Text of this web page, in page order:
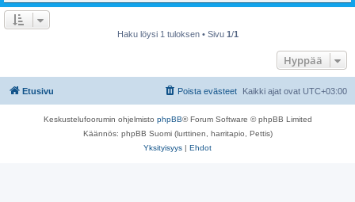
Haku löysi 1 tuloksen • Sivu 1/1
Hyppää
Etusivu Kaikki ajat ovat UTC+03:00
Poista evästeet
Keskustelufoorumin ohjelmisto phpBB® Forum Software © phpBB Limited
Käännös: phpBB Suomi (lurttinen, harritapio, Pettis)
Yksityisyys | Ehdot